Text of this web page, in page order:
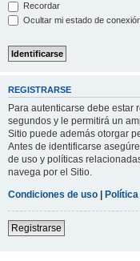
Recordar
Ocultar mi estado de
REGISTRARSE
Para autenticarse debe estar
segundos y le permitirá un
Sitio puede además otorgar
Antes de identificarse
de uso y políticas
navega por el Sitio.
Condiciones de uso |
Registrarse